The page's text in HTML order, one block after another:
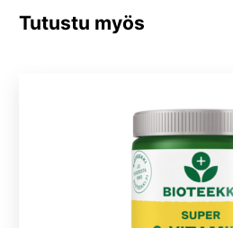
Tutustu myös